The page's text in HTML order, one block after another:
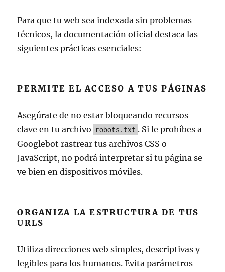
Para que tu web sea indexada sin problemas
técnicos, la documentación oficial destaca las
siguientes prácticas esenciales:
PERMITE EL ACCESO A TUS PÁGINAS
Asegúrate de no estar bloqueando recursos
clave en tu archivo
robots.txt . Si le prohíbes a
Googlebot rastrear tus archivos CSS o
JavaScript, no podrá interpretar si tu página se
ve bien en dispositivos móviles.
ORGANIZA LA ESTRUCTURA DE TUS
URLS
Utiliza direcciones web simples, descriptivas y
legibles para los humanos. Evita parámetros